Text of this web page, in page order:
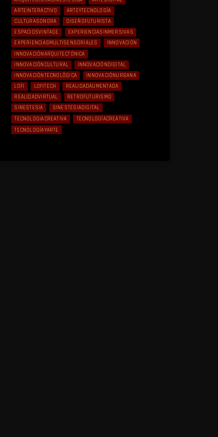
ARTEINTERACTIVO
ARTEYTECNOLOGÍA
CULTURASONORA
DISEÑOFUTURISTA
ESPACIOSVINTAGE
EXPERIENCIASINMERSIVAS
EXPERIENCIASMULTISENSORIALES
INNOVACIÓN
INNOVACIÓNARQUITECTÓNICA
INNOVACIÓNCULTURAL
INNOVACIÓNDIGITAL
INNOVACIÓNTECNOLÓGICA
INNOVACIÓNURBANA
LOFI
LOFITECH
REALIDADAUMENTADA
REALIDADVIRTUAL
RETROFUTURISMO
SINESTESIA
SINESTESIADIGITAL
TECNOLOGIACREATIVA
TECNOLOGÍACREATIVA
TECNOLOGÍAYARTE